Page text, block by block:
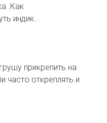
.Как
индик...
прикрепить на
часто откреплять и